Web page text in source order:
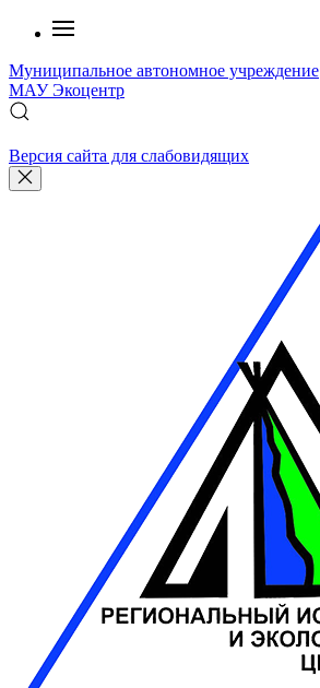
Муниципальное автономное учреждение
МАУЭкоцентр
Версия сайта для слабовидящих